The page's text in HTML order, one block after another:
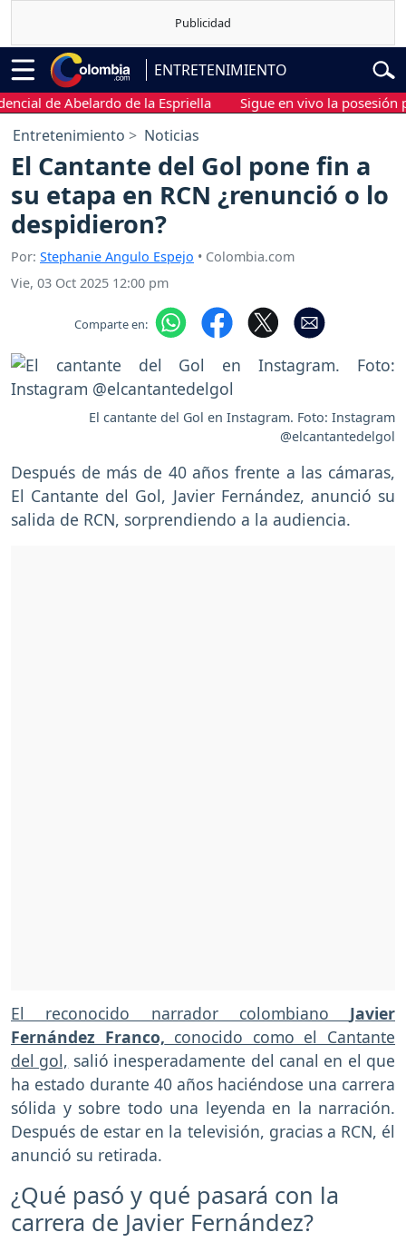
ENTRETENIMIENTO
de Abelardo de la Espriella Sigue en vivo la posesión
Entretenimiento Noticias
El Cantante del Gol pone fin a
su etapa en RCN ¿renunció o lo
despidieron?
Por: Stephanie Angulo Espejo • Colombia.com
Vie, 03 Oct 2025 12:00 pm
Comparte en:
El cantante del Gol en Instagram. Foto: Instagram
@elcantantedelgol
Después de más de 40 años frente a las cámaras,
El Cantante del Gol, Javier Fernández, anunció su
salida de RCN, sorprendiendo a la audiencia.
El reconocido narrador colombiano Javier
Fernández Franco, conocido como el Cantante
del gol, salió inesperadamente del canal en el que
ha estado durante 40 años haciéndose una carrera
sólida y sobre todo una leyenda en la narración.
Después de estar en la televisión, gracias a RCN, él
anunció su retirada.
¿Qué pasó y qué pasará con la
carrera de Javier Fernández?